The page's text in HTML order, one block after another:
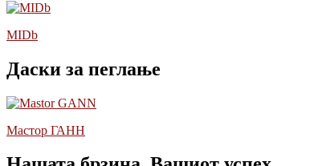
MIDb
Даски за пеглање
Мастор ГАНН